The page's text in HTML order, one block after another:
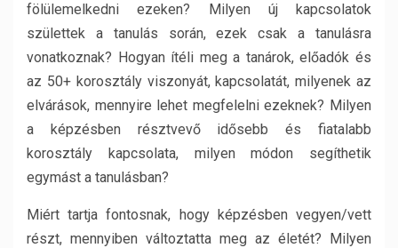
fölülemelkedni ezeken? Milyen új kapcsolatok
születtek a tanulás során, ezek csak a tanulásra
vonatkoznak? Hogyan ítéli meg a tanárok, előadók és
az 50+ korosztály viszonyát, kapcsolatát, milyenek az
elvárások, mennyire lehet megfelelni ezeknek? Milyen
a képzésben résztvevő idősebb és fiatalabb
korosztály kapcsolata, milyen módon segíthetik
egymást a tanulásban?
Miért tartja fontosnak, hogy képzésben vegyen/vett
részt, mennyiben változtatta meg az életét? Milyen